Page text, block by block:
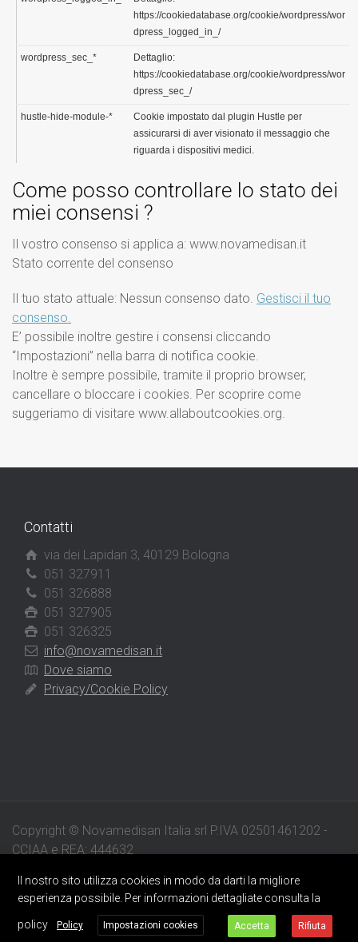
https://cookiedatabase.org/cookie/wordpress/wor
dpress_logged_in_/
wordpress_sec_*
Dettaglio:
https://cookiedatabase.org/cookie/wordpress/wor
dpress_sec_/
hustle-hide-module-*
Cookie impostato dal plugin Hustle per
assicurarsi di aver visionato il messaggio che
riguarda i dispositivi medici.
Come posso controllare lo stato dei
miei consensi ?
Il vostro consenso si applica a: www.novamedisan.it
Stato corrente del consenso
Il tuo stato attuale: Nessun consenso dato. Gestisci il tuo
consenso.
E’ possibile inoltre gestire i consensi cliccando
“Impostazioni” nella barra di notifica cookie.
Inoltre è sempre possibile, tramite il proprio browser,
cancellare o bloccare i cookies. Per scoprire come
suggeriamo di visitare www.allaboutcookies.org.
Contatti
via dei Lapidari 3, 40129 Bologna
051 327911
051 326888
051 327905
051 326325
info@novamedisan.it
Dove siamo
Privacy/Cookie Policy
Copyright © Novamedisan Italia srl P.IVA 02501461202 -
CCIAA e REA: 444632
Il nostro sito utilizza cookies in modo da darti la migliore
esperienza possibile. Per informazioni dettagliate consulta la
policy Policy Rifiuta
Accetta
Impostazioni cookies